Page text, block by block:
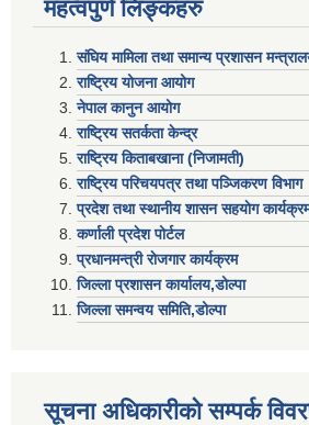
महत्वपुर्ण लिङ्कहरु
संघिय मामिला तथा समान्य प्रशासन
राष्ट्रिय योजना आयोग
नेपाल कानुन आयोग
राष्ट्रिय सतर्कता केन्द्र
राष्ट्रिय किताबखाना (निजामती)
राष्ट्रिय परिचयपत्र तथा पञ्जिकरण विभाग
प्रदेश तथा स्थानीय शासन सहयाेग
कर्णाली प्रदेश पोर्टल
प्रधानमन्त्री राेजगार कार्यक्रम
जिल्ला प्रशासन कार्यालय,डोल्पा
जिल्ला समन्वय समिति,डोल्प
सूचना अधिकारीकाे सम्पर्क